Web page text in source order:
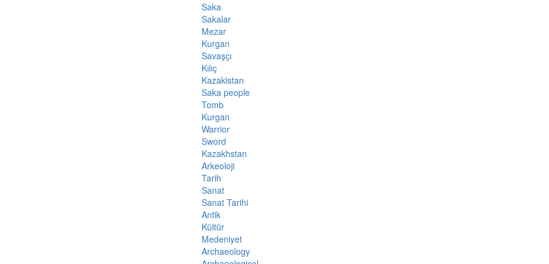
Saka
Sakalar
Mezar
Kurgan
Savaşçı
Kılıç
Kazakistan
Saka people
Tomb
Kurgan
Warrior
Sword
Kazakhstan
Arkeoloji
Tarih
Sanat
Sanat Tarihi
Antik
Kültür
Medeniyet
Archaeology